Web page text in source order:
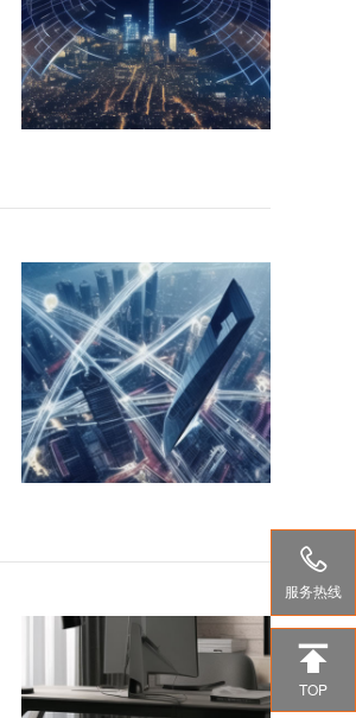

服务热线

TOP